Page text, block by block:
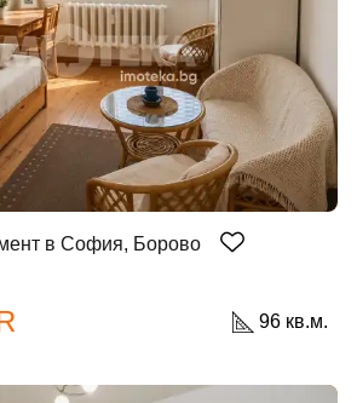
в София, Борово
96 кв.м.